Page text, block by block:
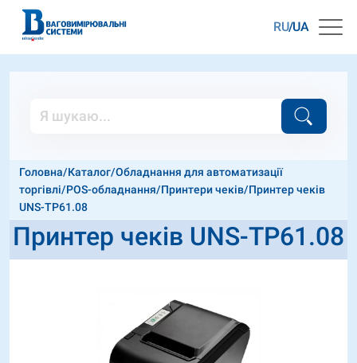
RU UA
Головна/Каталог/Обладнання для автоматизації
торгівлі/POS-обладнання/Принтери чеків/Принтер чеків
UNS-TP61.08
Принтер чеків UNS-TP61.08